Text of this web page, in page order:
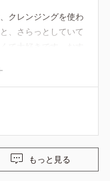
クレンジングを使わ
、さらっとしていて
もっと見る